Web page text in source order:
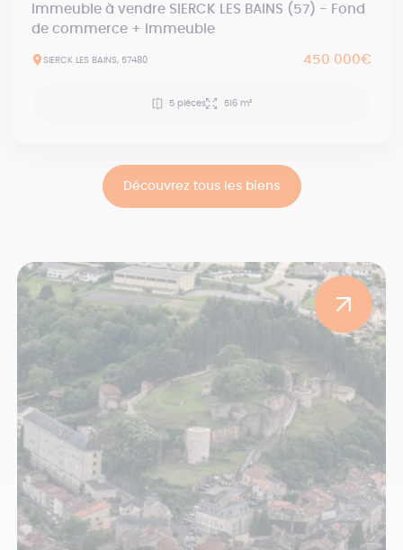
Immeuble à vendre SIERCK LES BAINS (57) - Fond
de commerce + Immeuble
SIERCK LES BAINS, 57480 450 000€
5 pièces 516 m²
Découvrez tous les biens